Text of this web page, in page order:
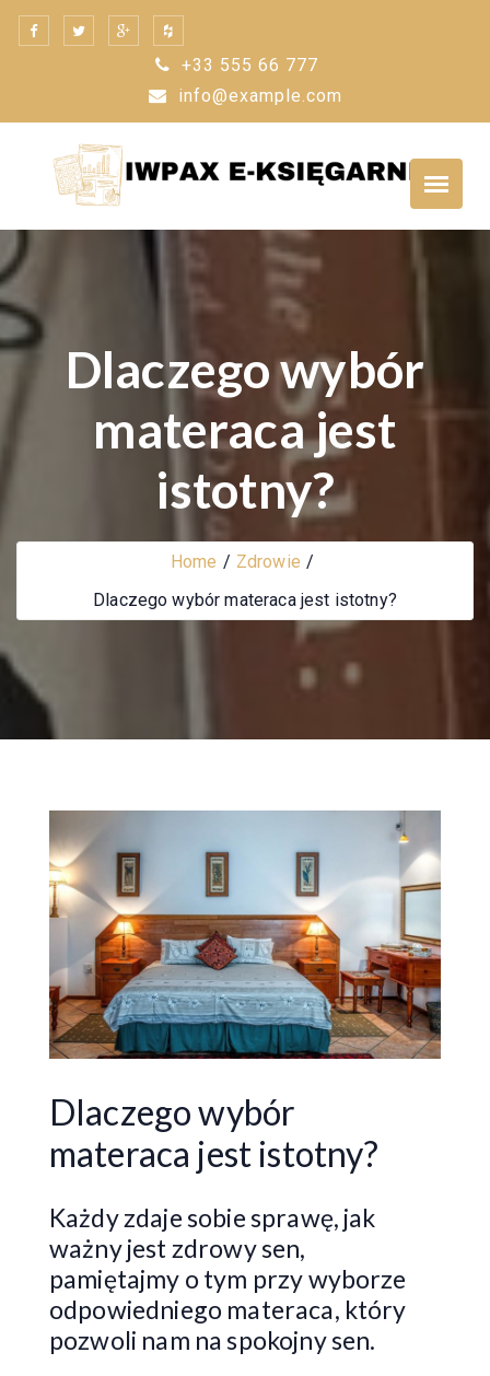
Skip
+33 555 66 777
info@example.com
Dlaczego wybór
materaca jest
istotny?
Home
Zdrowie
Dlaczego wybór materaca jest istotny?
Dlaczego wybór
materaca jest istotny?
Każdy zdaje sobie sprawę, jak
ważny jest zdrowy sen,
pamiętajmy o tym przy wyborze
odpowiedniego materaca, który
pozwoli nam na spokojny sen.